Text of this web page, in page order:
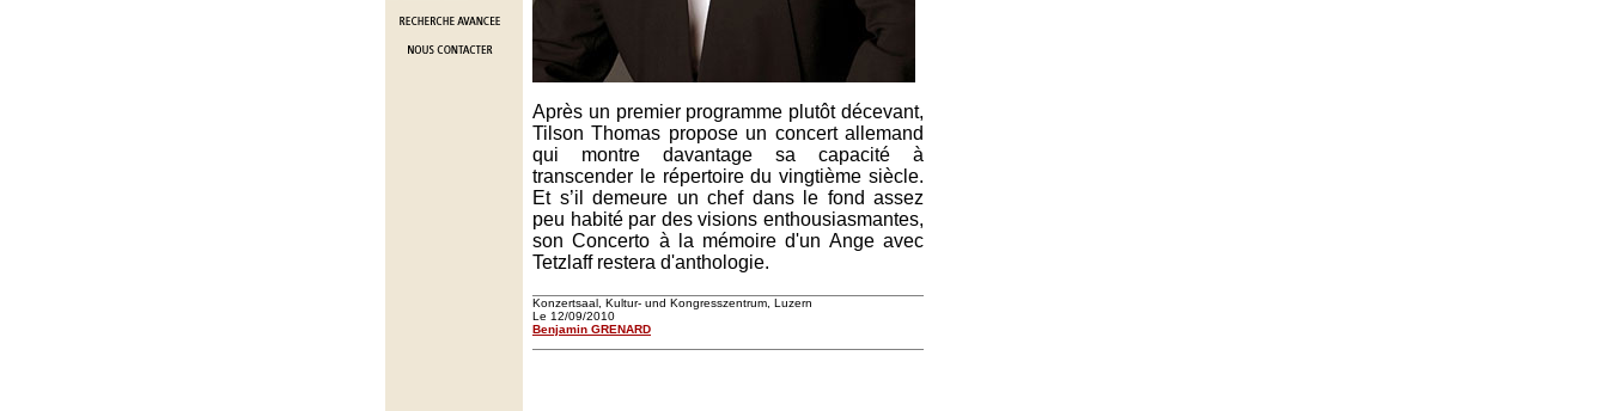
Après un premier programme plutôt décevant,
Tilson Thomas propose un concert allemand
qui montre davantage sa capacité à
transcender le répertoire du vingtième siècle.
Et s’il demeure un chef dans le fond assez
peu habité par des visions enthousiasmantes,
son Concerto à la mémoire d'un Ange avec
Tetzlaff restera d'anthologie.
Konzertsaal, Kultur- und Kongresszentrum, Luzern
Le 12/09/2010
Benjamin GRENARD